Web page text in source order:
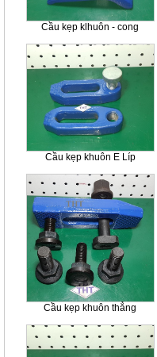
Cầu kẹp klhuôn - cong
Cầu kẹp khuôn E Líp
Cầu kẹp khuôn thẳng